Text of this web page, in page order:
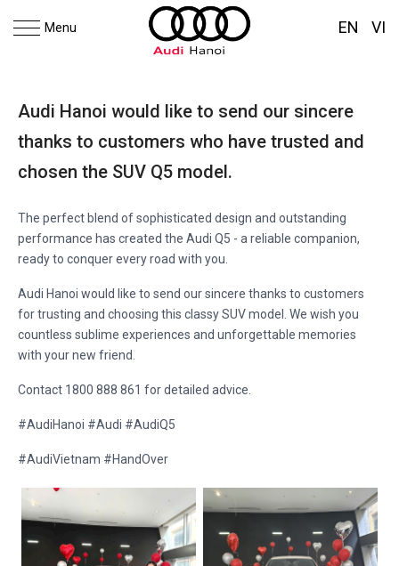
Menu EN VI
Audi Hanoi would like to send our sincere
thanks to customers who have trusted and
chosen the SUV Q5 model.
The perfect blend of sophisticated design and outstanding
performance has created the Audi Q5 - a reliable companion,
ready to conquer every road with you.
Audi Hanoi would like to send our sincere thanks to customers
for trusting and choosing this classy SUV model. We wish you
countless sublime experiences and unforgettable memories
with your new friend.
Contact 1800 888 861 for detailed advice.
#AudiHanoi #Audi #AudiQ5
#AudiVietnam #HandOver